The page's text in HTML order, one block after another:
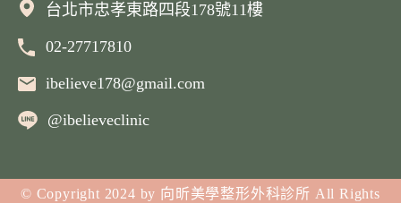
台北市忠孝東路四段178號11樓
02-27717810
ibelieve178@gmail.com
@ibelieveclinic
© Copyright 2024 by 向昕美學整形外科診所 All Rights